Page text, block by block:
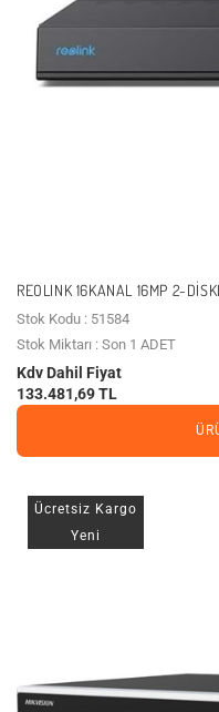
REOLINK 16KANAL 16MP 2-
Stok Kodu : 51584
Stok Miktarı : Son 1 ADET
Kdv Dahil Fiyat
133.481,69 TL
Ücretsiz Kargo
Yeni